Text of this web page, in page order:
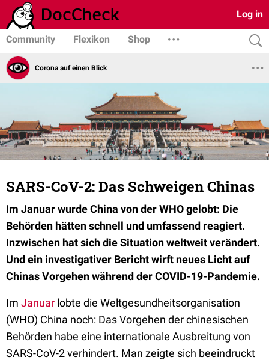
Log in
Community Flexikon Shop
Corona auf einen Blick
SARS-CoV-2: Das Schweigen Chinas
Im Januar wurde China von der WHO gelobt: Die
Behörden hätten schnell und umfassend reagiert.
Inzwischen hat sich die Situation weltweit verändert.
Und ein investigativer Bericht wirft neues Licht auf
Chinas Vorgehen während der COVID-19-Pandemie.
Im Januar lobte die Weltgesundheitsorganisation
(WHO) China noch: Das Vorgehen der chinesischen
Behörden habe eine internationale Ausbreitung von
SARS-CoV-2 verhindert. Man zeigte sich beeindruckt